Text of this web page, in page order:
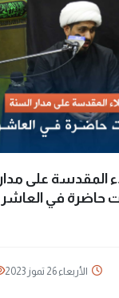
المقدسة على مدار
حاضرة في العاشر
الأربعاء 26 تموز 2023